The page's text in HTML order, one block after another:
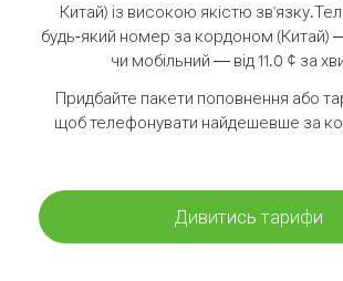
Китай) із високою якістю зв'язку.
будь-який номер за кордоном (Китай)
чи мобільний — від 11.0 ¢ за
Придбайте пакети поповнення або
щоб телефонувати найдешевше за
Дивитись тарифи